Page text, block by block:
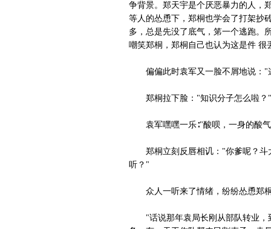
争背景。郑天宇是个厌恶暴力的人，
等人的怂恿下，郑桐也学会了打架抄
多，总是先没了底气，笫一个逃跑。
嘲笑郑桐，郑桐自己也认为这是件
偏偏此时袁军又一脸不屑地说："
郑桐拉下脸："知识分子怎么啦？
袁军嘿嘿一乐∶"酸呗，一身的酸
郑桐立刻反唇相讥："你爹呢？斗
听？"
众人一听来了情绪，纷纷怂恿郑
"话说那年袁局长刚从部队转业，